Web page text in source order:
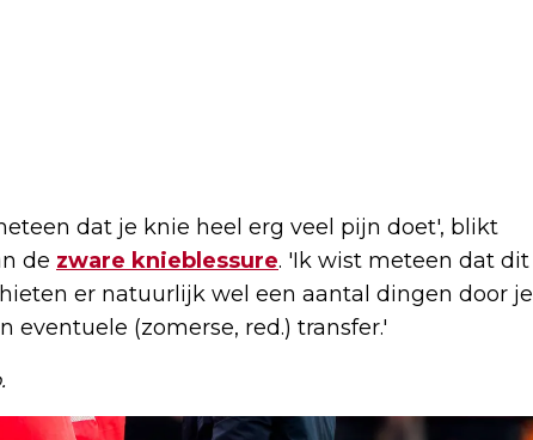
dat je knie heel erg veel pijn doet', blikt
de zware knieblessure. 'Ik wist meteen dat dit
er natuurlijk wel een aantal dingen door je
eventuele (zomerse, red.) transfer.'